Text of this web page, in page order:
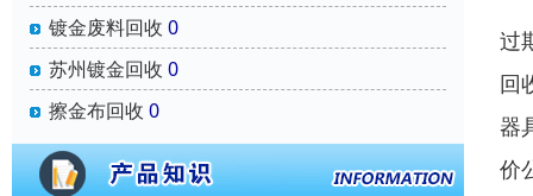
镀金废料回收 0
苏州镀金回收 0
擦金布回收 0
过
回
器
价